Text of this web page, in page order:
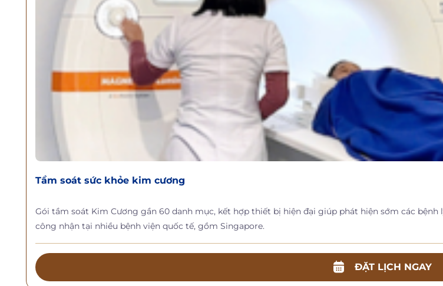
Tầm soát sức khỏe kim cương
Gói tầm soát Kim Cương gần 60 danh mục, kết hợp thiết bị hiện đại giúp phát hiện sớm các
công nhận tại nhiều bệnh viện quốc tế, gồm Singapore.
ĐẶT LỊCH NGAY